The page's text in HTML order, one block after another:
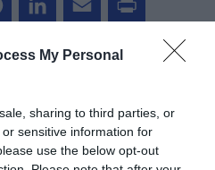
My Personal
sharing to third parties, or
sensitive information for
use the below opt-out
!